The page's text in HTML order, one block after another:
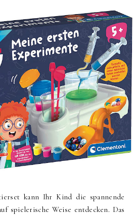
kann Ihr Kind die spannende
spielerische Weise entdecken. Das